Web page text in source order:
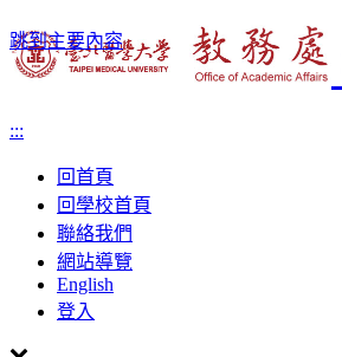
跳到主要內容
:::
回首頁
回學校首頁
聯絡我們
網站導覽
English
登入